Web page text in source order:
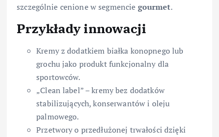
szczególnie cenione w segmencie gourmet.
Przykłady innowacji
Kremy z dodatkiem białka konopnego lub
grochu jako produkt funkcjonalny dla
sportowców.
„Clean label” – kremy bez dodatków
stabilizujących, konserwantów i oleju
palmowego.
Przetwory o przedłużonej trwałości dzięki